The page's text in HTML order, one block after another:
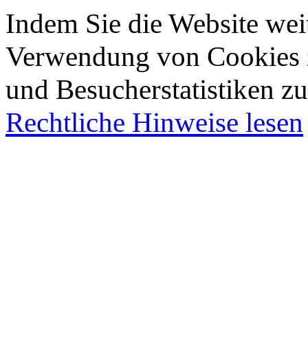
Indem Sie die Website
Verwendung von
und Besucherstatistiken
Rechtliche Hinweise lesen